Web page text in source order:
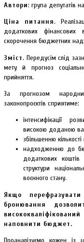
Автори: група депутатів
Ціна питання.
додаткових
скорочення бюджетних
Зміст. Передусім слід
мету й прогноз
прийняття.
За прогнозом народних
законопроєктів сприятиме:
інтенсифікації
високою доданою
збільшенню
надходженню до
додаткових коштів
структури
воєнного стану.
Якщо
бронювання
наповнити бюджет.
Проаналізуємо кожен із